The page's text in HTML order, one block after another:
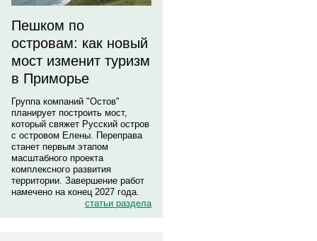
Пешком по
островам: как новый
мост изменит туризм
в Приморье
Группа компаний "Остов"
планирует построить мост,
который свяжет Русский остров
с островом Елены. Переправа
станет первым этапом
масштабного проекта
комплексного развития
территории. Завершение работ
намечено на конец 2027 года.
статьи раздела